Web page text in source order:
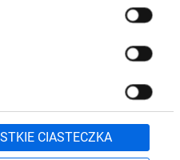
CIASTECZKA
71 37 61 600